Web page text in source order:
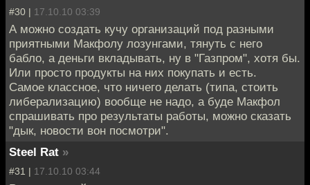
#30 | 17.10.10 03:39
А можно создать кучу организаций под разными
приятными Макфолу лозунгами, тянуть с него
бабло, а деньги вкладывать, ну в "Газпром", хотя бы.
Или просто продукты на них покупать и есть.
Самое классное, что ничего делать (типа, стоить
либерализацию) вообще не надо, а буде Макфол
спрашивать про результаты работы, можно сказать
"дык, новости вон посмотри".
Steel Rat »
#31 | 17.10.10 03:44